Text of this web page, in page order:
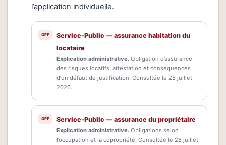
l’application individuelle.
Service-Public — assurance habitation du
locataire
Explication administrative. Obligation d’assurance
des risques locatifs, attestation et conséquences
d’un défaut de justification. Consultée le 28 juillet
2026.
Service-Public — assurance du propriétaire
Explication administrative. Obligations selon
l’occupation et la copropriété. Consultée le 28 juillet